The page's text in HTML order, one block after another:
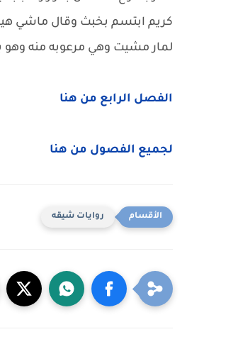
كريم ابتسم بخبث وقال ماشي
لمار مشيت وهي مرعوبه منه
الفصل الرابع من هنا
لجميع الفصول من هنا
روايات شيقه